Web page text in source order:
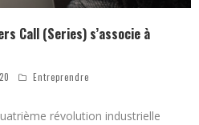
Call (Series) s’associe à
Entreprendre
révolution industrielle